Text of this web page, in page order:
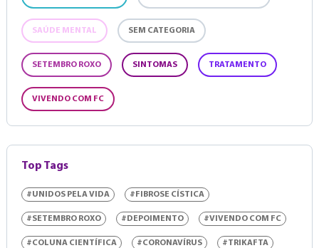
SAÚDE MENTAL SEM CATEGORIA
SETEMBRO ROXO SINTOMAS TRATAMENTO
VIVENDO COM FC
Top Tags
#UNIDOS PELA VIDA #FIBROSE CÍSTICA
#SETEMBRO ROXO #DEPOIMENTO #VIVENDO COM FC
#COLUNA CIENTÍFICA #CORONAVÍRUS #TRIKAFTA